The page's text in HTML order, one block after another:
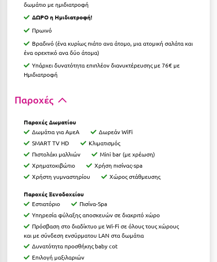
Κουφονήσια
Κρήτη
Κρουαζιέρες
Κύθηρα
Κύμη Ευβοίας
Κυπαρισσία
Κως
Λαγκάδια
Λακόπετρα Αχαΐας
Λακωνία
Λασίθι
δωμάτιο με ημιδιατροφή
ΔΩΡΟ η Ημιδιατροφή!
Πρωινό
Βραδινό (ένα κυρίως πιάτο ανα άτομο, μια ατομική σαλάτα και
ένα ορεκτικό ανα δύο άτομα)
Υπάρχει δυνατότητα επιπλέον διανυκτέρευσης με 76€ με
Ημιδιατροφή
Παροχές
Παροχές Δωματίου
Δωμάτια για ΑμεΑ
Δωρεάν WiFi
SMART TV HD
Κλιματισμός
Πιστολάκι μαλλιών
Mini bar (με χρέωση)
Χρηματοκιβώτιο
Χρήση πισίνας-spa
Χρήστη γυμναστηρίου
Χώρος στάθμευσης
Παροχές Ξενοδοχείου
Εστιατόριο
Πισίνα-Spa
Υπηρεσία φύλαξης αποσκευών σε διακριτό χώρο
Πρόσβαση στο διαδίκτυο με Wi-Fi σε όλους τους χώρους
και με σύνδεση ενσύρματου LAN στα δωμάτια
Δυνατότητα προσθήκης baby cot
Επιλογή μαξιλαριών